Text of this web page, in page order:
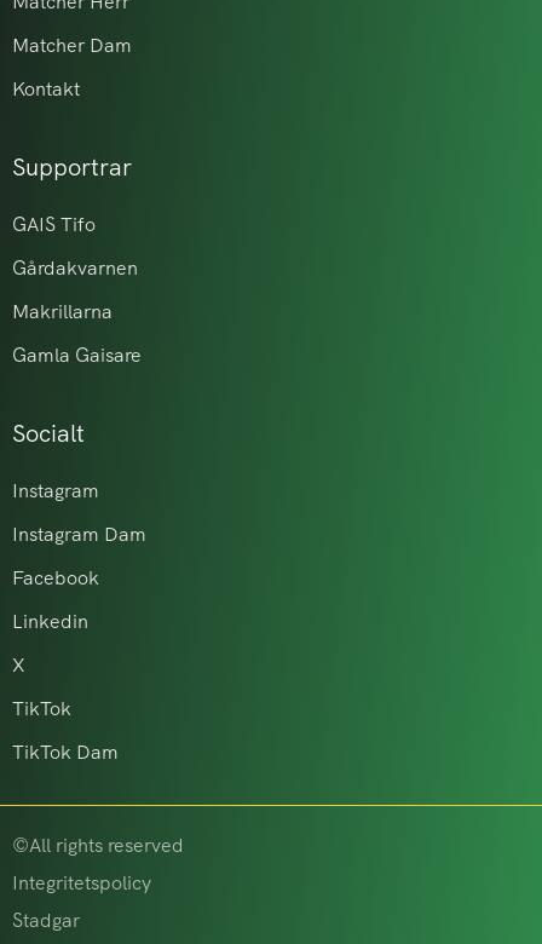
Matcher Dam
Kontakt
Supportrar
GAIS Tifo
Gårdakvarnen
Makrillarna
Gamla Gaisare
Socialt
Instagram
Instagram Dam
Facebook
Linkedin
X
TikTok
TikTok Dam
©All rights reserved
Integritetspolicy
Stadgar